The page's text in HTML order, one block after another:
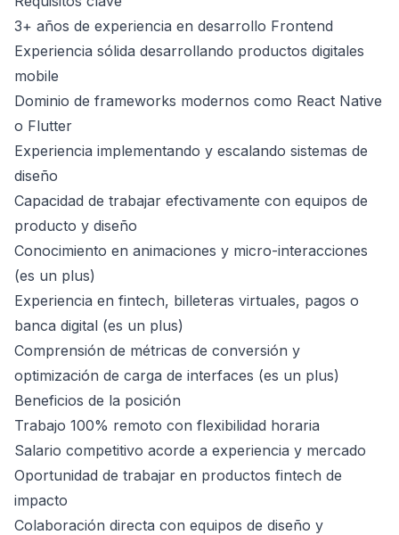
3+ años de experiencia en desarrollo Frontend
Experiencia sólida desarrollando productos digitales
mobile
Dominio de frameworks modernos como React Native
o Flutter
Experiencia implementando y escalando sistemas de
diseño
Capacidad de trabajar efectivamente con equipos de
producto y diseño
Conocimiento en animaciones y micro-interacciones
(es un plus)
Experiencia en fintech, billeteras virtuales, pagos o
banca digital (es un plus)
Comprensión de métricas de conversión y
optimización de carga de interfaces (es un plus)
Beneficios de la posición
Trabajo 100% remoto con flexibilidad horaria
Salario competitivo acorde a experiencia y mercado
Oportunidad de trabajar en productos fintech de
impacto
Colaboración directa con equipos de diseño y